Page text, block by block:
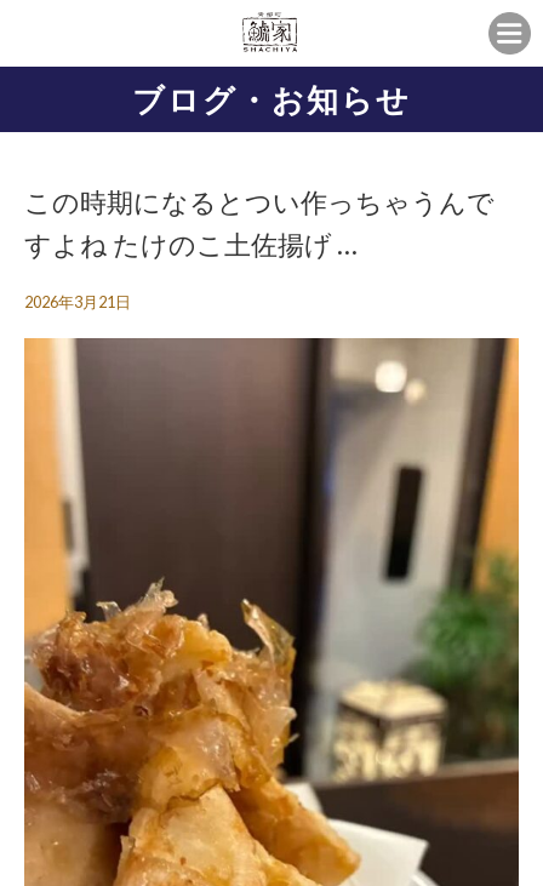
ブログ・お知らせ
この時期になるとつい作っちゃうんで
すよね たけのこ土佐揚げ …
2026年3月21日